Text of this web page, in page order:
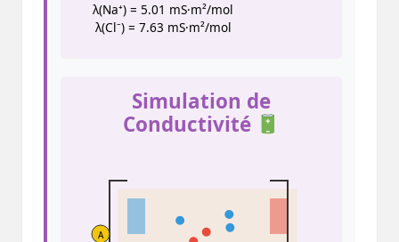
λ(Na⁺) = 5.01 mS·m²/mol
λ(Cl⁻) = 7.63 mS·m²/mol
Simulation de
Conductivité
A